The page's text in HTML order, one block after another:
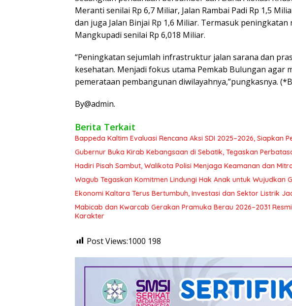
Meranti senilai Rp 6,7 Miliar, Jalan Rambai Padi Rp 1,5
dan juga Jalan Binjai Rp 1,6 Miliar. Termasuk
Mangkupadi senilai Rp 6,018 Miliar.
“Peningkatan sejumlah infrastruktur jalan sarana dan
kesehatan. Menjadi fokus utama Pemkab Bulungan agar
pemerataan pembangunan diwilayahnya,”pungkasnya.
By@admin.
Berita Terkait
Bappeda Kaltim Evaluasi Rencana Aksi SDI 2025–2026, Siapkan
Gubernur Buka Kirab Kebangsaan di Sebatik, Tegaskan
Hadiri Pisah Sambut, Walikota Polisi Menjaga Keamanan dan
Wagub Tegaskan Komitmen Lindungi Hak Anak untuk Wujudkan
Ekonomi Kaltara Terus Bertumbuh, Investasi dan Sektor Listrik
Mabicab dan Kwarcab Gerakan Pramuka Berau 2026–2031
Karakter
Post Views:1000 198